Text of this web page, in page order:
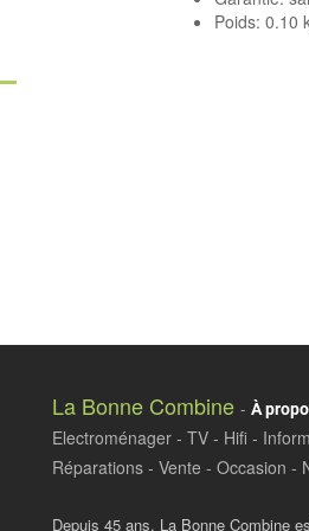
Poids: 0.10
La Bonne Combine - À
Electroménager - TV - Hifi -
Réparations - Vente - Occasion -
Depuis 45 ans, La Bonne Combine